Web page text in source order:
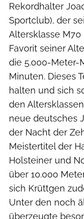
Rekordhalter
Sportclub), der
Altersklasse
Favorit seiner
die 5.000-Meter-
Minuten. Dieses
halten und sich
den
neue deutsches
der Nacht der
Meistertitel der
Holsteiner und
über 10.000
sich Krüttgen
Unter den noch
überzeugte